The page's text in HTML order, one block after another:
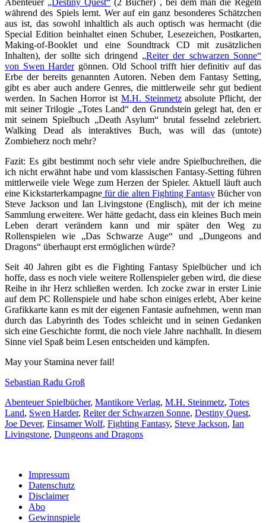
während des Spiels lernt. Wer auf ein ganz besonderes Schätzchen
aus ist, das sowohl inhaltlich als auch optisch was hermacht (die
Special Edition beinhaltet einen Schuber, Lesezeichen, Postkarten,
Making-of-Booklet und eine Soundtrack CD mit zusätzlichen
Inhalten), der sollte sich dringend „Reiter der schwarzen Sonne“
von Swen Hardergönnen. Old School trifft hier definitiv auf das
Erbe der bereits genannten Autoren. Neben dem Fantasy Setting,
gibt es aber auch andere Genres, die mittlerweile sehr gut bedient
werden. In Sachen Horror ist M.H. Steinmetzabsolute Pflicht, der
mit seiner Trilogie „Totes Land“ den Grundstein gelegt hat, den er
mit seinem Spielbuch „Death Asylum“ brutal fesselnd zelebriert.
Walking Dead als interaktives Buch, was will das (untote)
Zombieherz noch mehr?
Fazit: Es gibt bestimmt noch sehr viele andre Spielbuchreihen, die
ich nicht erwähnt habe und vom klassischen Fantasy-Setting führen
mittlerweile viele Wege zum Herzen der Spieler. Aktuell läuft auch
eine Kickstarterkampagne für die alten Fighting FantasyBücher von
Steve Jackson und Ian Livingstone (Englisch), mit der ich meine
Sammlung erweitere. Wer hätte gedacht, dass ein kleines Buch mein
Leben derart verändern kann und mir später den Weg zu
Rollenspielen wie „Das Schwarze Auge“ und „Dungeons and
Dragons“ überhaupt erst ermöglichen würde?
Seit 40 Jahren gibt es die Fighting Fantasy Spielbücher und ich
hoffe, dass es noch viele weitere Rollenspieler geben wird, die diese
Reihe in ihr Herz schließen werden. Ich zocke zwar in erster Linie
auf dem PC Rollenspiele und habe schon einiges erlebt, Aber keine
Grafikkarte kann es mit der eigenen Fantasie aufnehmen, wenn man
durch das Labyrinth des Todes schleicht und in seinen Gedanken
sich eine Geschichte formt, die noch viele Jahre nachhallt. In diesem
Sinne viel Spaß beim Lesen entscheiden und kämpfen.
May your Stamina never fail!
Sebastian Radu Groß
Abenteuer Spielbücher, Mantikore Verlag, M.H. Steinmetz, Totes
Land, Swen Harder, Reiter der Schwarzen Sonne, Destiny Quest,
Joe Dever, Einsamer Wolf, Fighting Fantasy, Steve Jackson, Ian
Livingstone, Dungeons and Dragons
Impressum
Datenschutz
Disclaimer
Abo
Gewinnspiele